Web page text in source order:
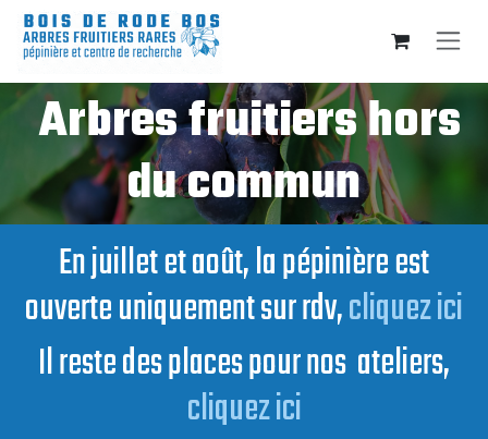
Se rendre au contenu
Arbres fruitiers hors
du commun
En juillet et août, la pépinière est
ouverte uniquement sur rdv,cliquez ici
Il reste des places pour nos ateliers,
cliquez ici